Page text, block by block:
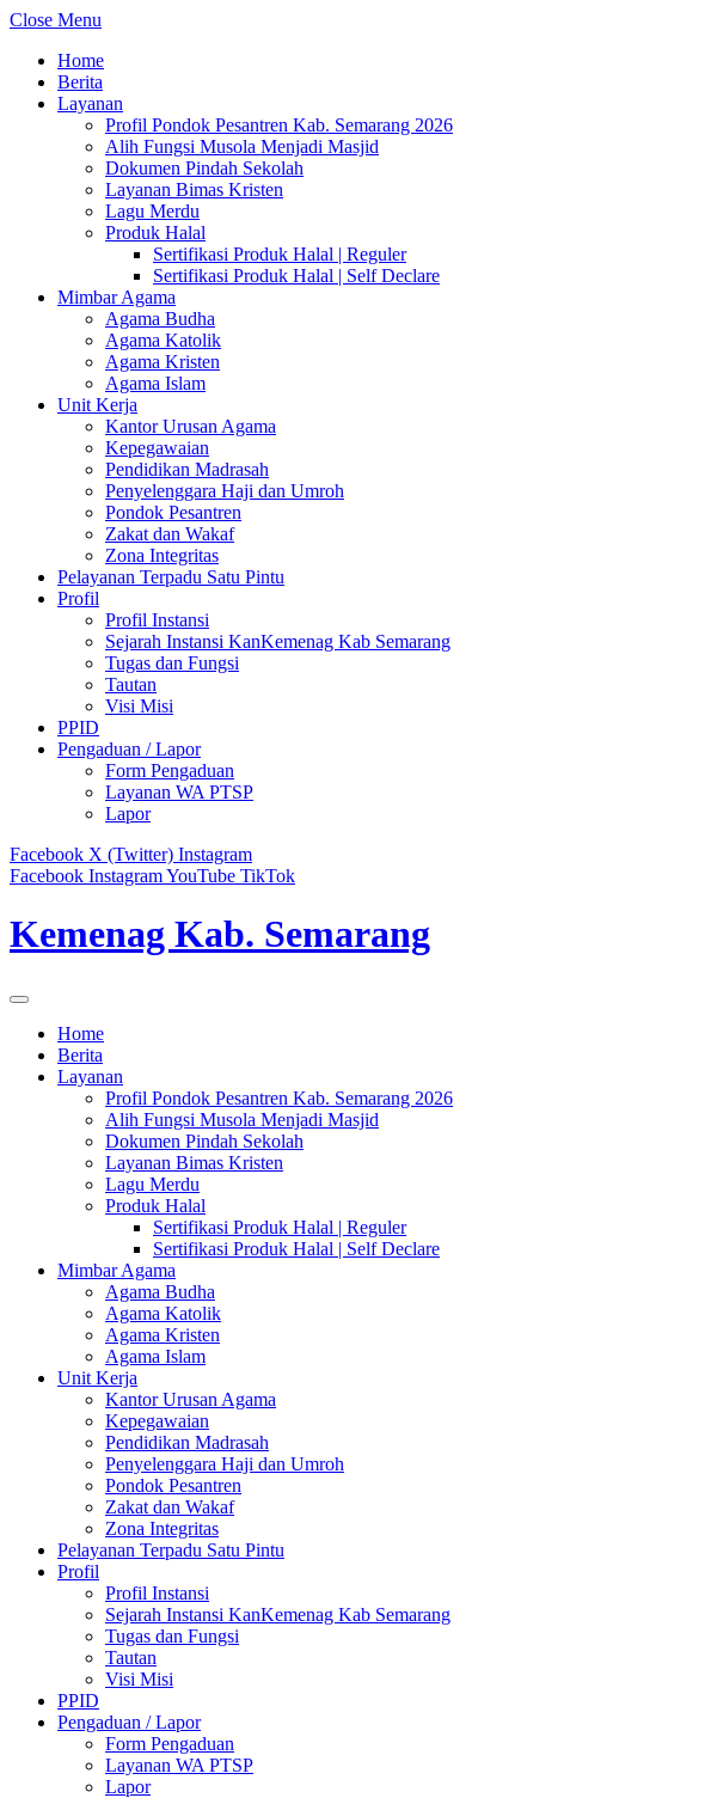
Close Menu
Home
Berita
Layanan
Profil Pondok Pesantren Kab. Semarang 2026
Alih Fungsi Musola Menjadi Masjid
Dokumen Pindah Sekolah
Layanan Bimas Kristen
Lagu Merdu
Produk Halal
Sertifikasi Produk Halal | Reguler
Sertifikasi Produk Halal | Self Declare
Mimbar Agama
Agama Budha
Agama Katolik
Agama Kristen
Agama Islam
Unit Kerja
Kantor Urusan Agama
Kepegawaian
Pendidikan Madrasah
Penyelenggara Haji dan Umroh
Pondok Pesantren
Zakat dan Wakaf
Zona Integritas
Pelayanan Terpadu Satu Pintu
Profil
Profil Instansi
Sejarah Instansi KanKemenag Kab Semarang
Tugas dan Fungsi
Tautan
Visi Misi
PPID
Pengaduan / Lapor
Form Pengaduan
Layanan WA PTSP
Lapor
Facebook X (Twitter) Instagram
Facebook InstagramYouTube TikTok
Kemenag Kab. Semarang
Home
Berita
Layanan
Profil Pondok Pesantren Kab. Semarang 2026
Alih Fungsi Musola Menjadi Masjid
Dokumen Pindah Sekolah
Layanan Bimas Kristen
Lagu Merdu
Produk Halal
Sertifikasi Produk Halal | Reguler
Sertifikasi Produk Halal | Self Declare
Mimbar Agama
Agama Budha
Agama Katolik
Agama Kristen
Agama Islam
Unit Kerja
Kantor Urusan Agama
Kepegawaian
Pendidikan Madrasah
Penyelenggara Haji dan Umroh
Pondok Pesantren
Zakat dan Wakaf
Zona Integritas
Pelayanan Terpadu Satu Pintu
Profil
Profil Instansi
Sejarah Instansi KanKemenag Kab Semarang
Tugas dan Fungsi
Tautan
Visi Misi
PPID
Pengaduan / Lapor
Form Pengaduan
Layanan WA PTSP
Lapor